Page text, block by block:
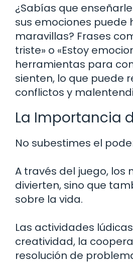
¿Sabías que
sus emociones puede
maravillas? Frases
triste» o «Estoy
herramientas para
sienten, lo que puede
conflictos y
La Importancia
No subestimes el
A través del juego, los
divierten, sino que
sobre la vida.
Las actividades
creatividad, la
resolución de